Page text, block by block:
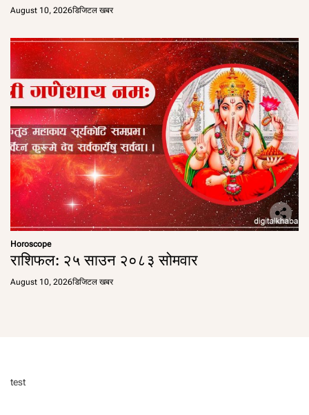
August 10, 2026डिजिटल खबर
Horoscope
राशिफल: २५ साउन २०८३ सोमवार
August 10, 2026डिजिटल खबर
test